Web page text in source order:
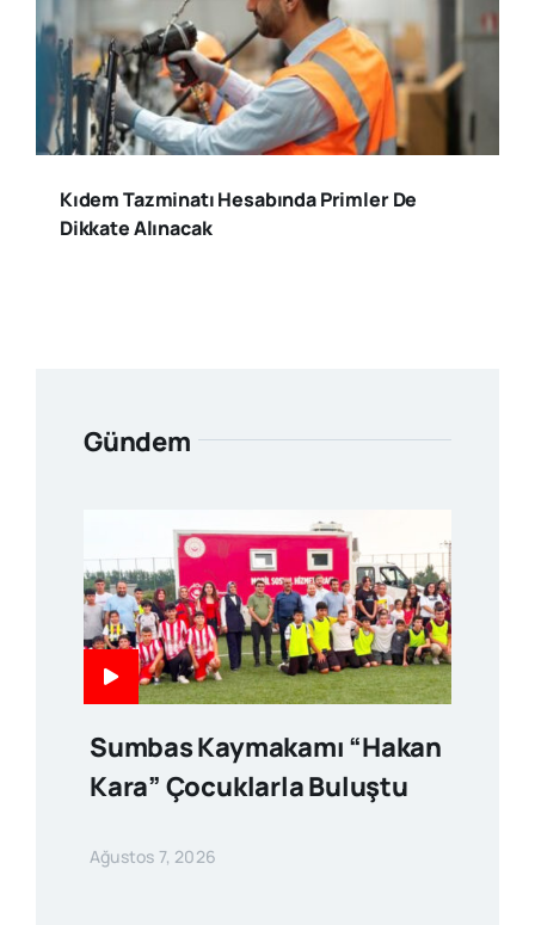
Kıdem Tazminatı Hesabında Primler De
Dikkate Alınacak
Gündem
Sumbas Kaymakamı “Hakan
Kara” Çocuklarla Buluştu
Ağustos 7, 2026